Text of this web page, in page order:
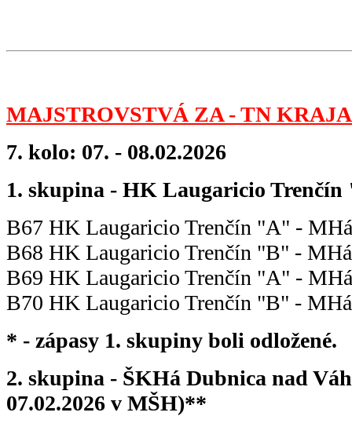
MAJSTROVSTVÁ ZA - TN
7. kolo: 07. - 08.02.2026
1. skupina - HK Laugaricio
B67 HK Laugaricio Trenčín "A" -
B68 HK Laugaricio Trenčín "B" -
B69 HK Laugaricio Trenčín "A" -
B70 HK Laugaricio Trenčín "B" -
* - zápasy 1. skupiny boli odložené.
2. skupina - ŠKHá Dubnica nad
07.02.2026 v MŠH)**